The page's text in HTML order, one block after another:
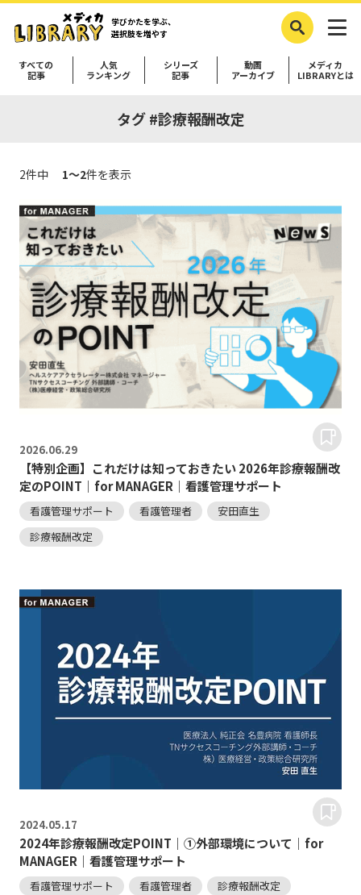
学びかたを学ぶ、
選択肢を増やす
すべての
記事
人気
ランキング
シリーズ
記事
動画
アーカイブ
メディカ
LIBRARYとは
タグ #診療報酬改定
2件中 1～2件を表示
2026.06.29
【特別企画】これだけは知っておきたい 2026年診療報酬改
定のPOINT｜for MANAGER｜看護管理サポート
看護管理サポート 看護管理者
安田直生
診療報酬改定
2024.05.17
2024年診療報酬改定POINT｜①外部環境について｜for
MANAGER｜看護管理サポート
看護管理サポート 看護管理者 診療報酬改定